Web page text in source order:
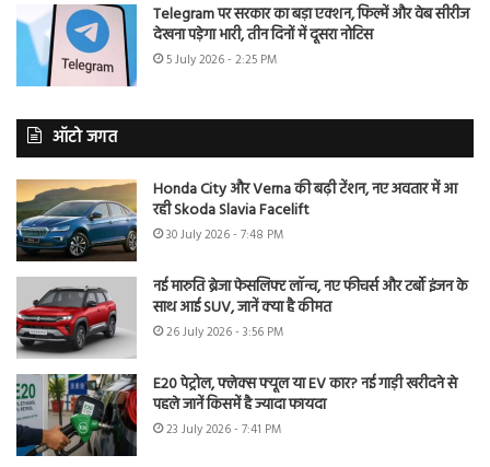
Telegram पर सरकार का बड़ा एक्शन, फिल्में और वेब सीरीज
देखना पड़ेगा भारी, तीन दिनों में दूसरा नोटिस
5 July 2026 - 2:25 PM
ऑटो जगत
Honda City और Verna की बढ़ी टेंशन, नए अवतार में आ
रही Skoda Slavia Facelift
30 July 2026 - 7:48 PM
नई मारुति ब्रेजा फेसलिफ्ट लॉन्च, नए फीचर्स और टर्बो इंजन के
साथ आई SUV, जानें क्या है कीमत
26 July 2026 - 3:56 PM
E20 पेट्रोल, फ्लेक्स फ्यूल या EV कार? नई गाड़ी खरीदने से
पहले जानें किसमें है ज्यादा फायदा
23 July 2026 - 7:41 PM